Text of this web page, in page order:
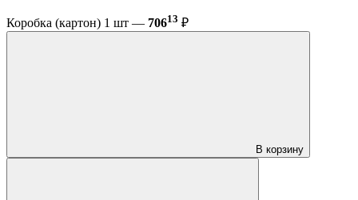
Коробка (картон) 1 шт — 70613 ₽
В корзину